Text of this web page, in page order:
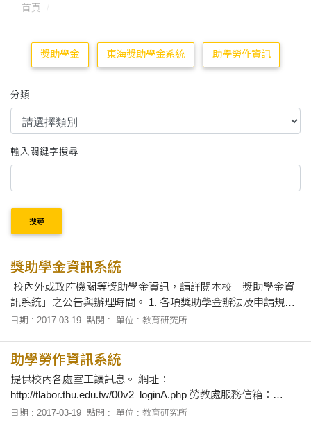
首頁
獎助學金 東海獎助學金系統 助學勞作資訊
分類
輸入關鍵字搜尋
搜尋
獎助學金資訊系統
校內外或政府機關等獎助學金資訊，請詳閱本校「獎助學金資
訊系統」之公告與辦理時間。 1. 各項獎助學金辦法及申請規定
請向承辦該項獎學金之單位提出申請。 2. 獎助學金申請時間請
日期 : 2017-03-19 點閱 : 單位 : 教育研究所
助學勞作資訊系統
提供校內各處室工讀訊息。 網址：
http://tlabor.thu.edu.tw/00v2_loginA.php 勞教處服務信箱：
labor@thu.edu.tw 勞教處服務電話： 04-23590121#28613
日期 : 2017-03-19 點閱 : 單位 : 教育研究所